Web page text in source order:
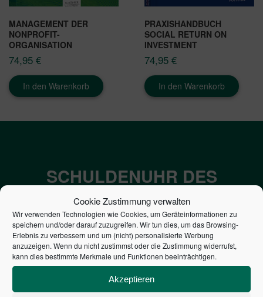
Cookie Zustimmung verwalten
Wir verwenden Technologien wie Cookies, um Geräteinformationen zu
speichern und/oder darauf zuzugreifen. Wir tun dies, um das Browsing-
Erlebnis zu verbessern und um (nicht) personalisierte Werbung
anzuzeigen. Wenn du nicht zustimmst oder die Zustimmung widerrufst,
kann dies bestimmte Merkmale und Funktionen beeinträchtigen.
Akzeptieren
MANAGEMENT DER
NONPROFIT-
ORGANISATION
74,95 €
In den Warenkorb
PRAXISHANDBUCH
SOCIAL RETURN ON
INVESTMENT
74,95 €
In den Warenkorb
SCHULDENUHR DES
BUNDES DER
STEUERZAHLER
7,052€
NEUVERSCHULDUNG
PRO SEKUNDE